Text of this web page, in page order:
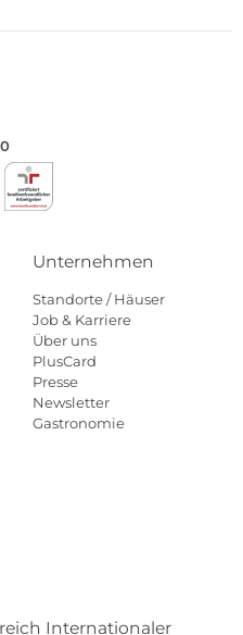
Unternehmen
Standorte / Häuser
Job & Karriere
Über uns
PlusCard
Presse
Newsletter
Gastronomie
Internationaler